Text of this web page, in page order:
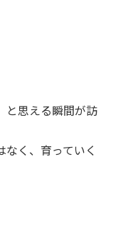
と思える瞬間が訪
く、育っていく